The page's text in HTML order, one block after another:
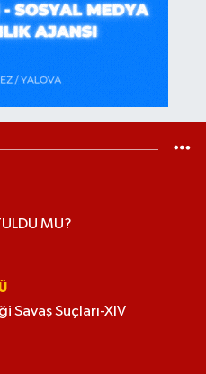
MU?
Savaş Suçları-XIV